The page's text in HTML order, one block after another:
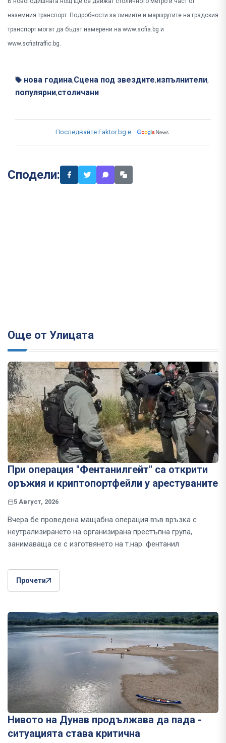
наземния транспорт. Подробности за линиите и маршрутите на градския
транспорт могат да бъдат намерени на www.sofia.bg и
www.sofiatraffic.bg.
нова година,Сцена под звездите,изпълнители,
популярни,столичани
Последвайте Faktor.bg в
Сподели:
Още от Улицата
При операция "Фентанилгейт" са открити
оръжия и криптопортфейли у арестуваните
5 Август, 2026
Вчера бе проведена мащабна операция във връзка с
неутрализирането на организирана престъпна група,
занимаваща се с изготвянето на т.нар. фентанил
Прочети
Нивото на Дунав продължава да пада -
ситуацията става критична